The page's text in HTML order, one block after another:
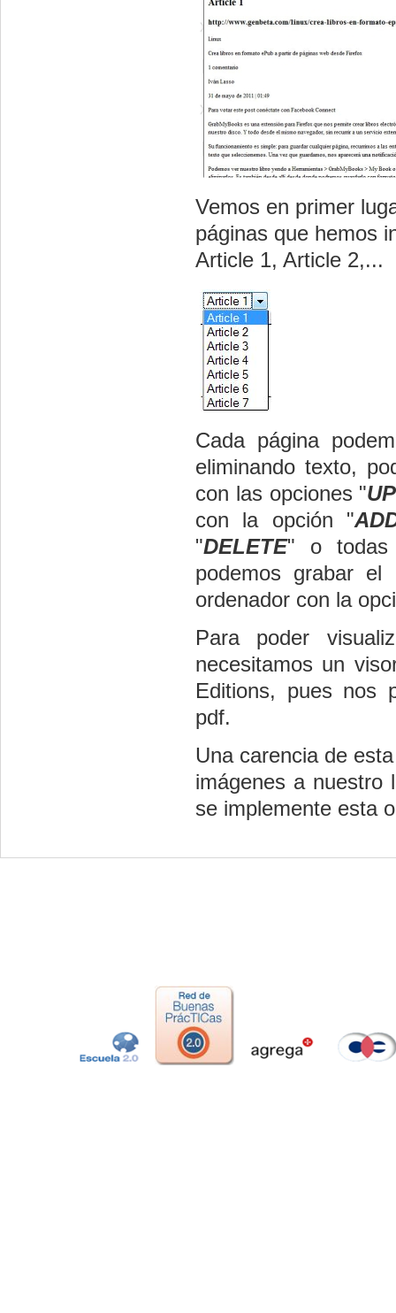
Vemos en primer
páginas que hemos
Article 1, Article 2,...
Cada página
eliminando texto,
con las opciones "UP
con la opción "
"DELETE" o todas
podemos grabar
ordenador con la
Para poder
necesitamos un
Editions, pues nos
pdf.
Una carencia de
imágenes a nuestro
se implemente esta